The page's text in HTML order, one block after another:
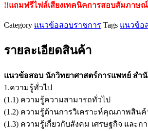
!!แถมฟรีไฟล์เสียงเทคนิคการสอบสัมภาษ
Category แนวข้อสอบราชการ Tags แนวข้อ
รายละเอียดสินค้า
แนวข้อสอบ นักวิทยาศาสตร์การแพทย์ สำ
1.ความรู้ทั่วไป
(1.1) ความรู้ความสามารถทั่วไป
(1.2) ความรู้ด้านการวิเคราะห์คุณภาพสินค้
(1.3) ความรู้เกี่ยวกับสังคม เศรษฐกิจ และก